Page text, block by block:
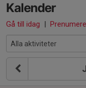
Kalender
Gå till idag |